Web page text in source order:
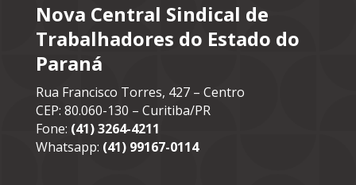
Nova Central Sindical de
Trabalhadores do Estado do
Paraná
Rua Francisco Torres, 427 – Centro
CEP: 80.060-130 – Curitiba/PR
Fone: (41) 3264-4211
Whatsapp: (41) 99167-0114